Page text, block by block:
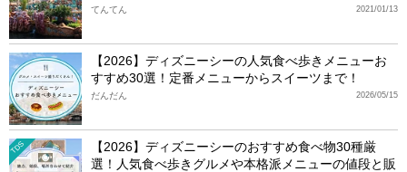
2021/01/13
てんてん
【2026】ディズニーシーの人気食べ歩きメニューお
すすめ30選！定番メニューからスイーツまで！
2026/05/15
だんだん
TDS
【2026】ディズニーシーのおすすめ食べ物30種厳
選！人気食べ歩きグルメや本格派メニューの値段と販